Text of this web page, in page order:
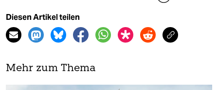
Diesen Artikel teilen
Mehr zum Thema